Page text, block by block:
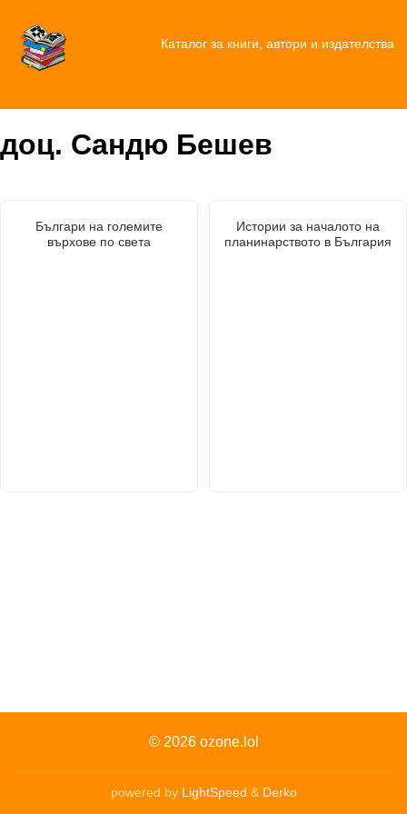
Каталог за книги, автори и издателства
доц. Сандю Бешев
Българи на големите
върхове по света
Истории за началото на
планинарството в България
© 2026 ozone.lol
powered by LightSpeed & Derko